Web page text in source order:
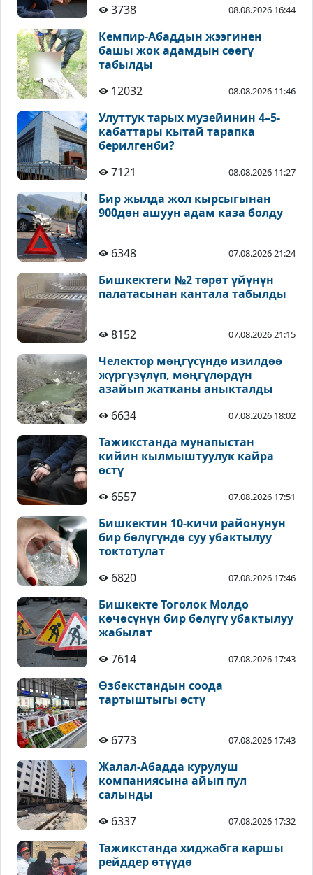
3738
08.08.2026 16:44
Кемпир-Абаддын жээгинен
башы жок адамдын сөөгү
табылды
12032
08.08.2026 11:46
Улуттук тарых музейинин 4–5-
кабаттары кытай тарапка
берилгенби?
7121
08.08.2026 11:27
Бир жылда жол кырсыгынан
900дөн ашуун адам каза болду
6348 07.08.2026 21:24
Бишкектеги №2 төрөт үйүнүн
палатасынан кантала табылды
8152 07.08.2026 21:15
Челектор мөңгүсүндө изилдөө
жүргүзүлүп, мөңгүлөрдүн
азайып жатканы аныкталды
6634
07.08.2026 18:02
Тажикстанда мунапыстан
кийин кылмыштуулук кайра
өстү
6557
07.08.2026 17:51
Бишкектин 10-кичи районунун
бир бөлүгүндө суу убактылуу
токтотулат
6820
07.08.2026 17:46
Бишкекте Тоголок Молдо
көчөсүнүн бир бөлүгү убактылуу
жабылат
7614
07.08.2026 17:43
Өзбекстандын соода
тартыштыгы өстү
6773 07.08.2026 17:43
Жалал-Абадда курулуш
компаниясына айып пул
салынды
6337
07.08.2026 17:32
Тажикстанда хиджабга каршы
рейддер өтүүдө